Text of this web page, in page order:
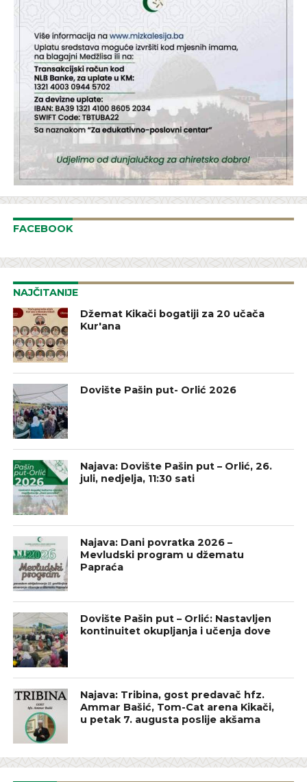
FACEBOOK
NAJČITANIJE
Džemat Kikači bogatiji za 20 učača
Kur'ana
Dovište Pašin put- Orlić 2026
Najava: Dovište Pašin put – Orlić, 26.
juli, nedjelja, 11:30 sati
Najava: Dani povratka 2026 –
Mevludski program u džematu
Papraća
Dovište Pašin put – Orlić: Nastavljen
kontinuitet okupljanja i učenja dove
Najava: Tribina, gost predavač hfz.
Ammar Bašić, Tom-Cat arena Kikači,
u petak 7. augusta poslije akšama